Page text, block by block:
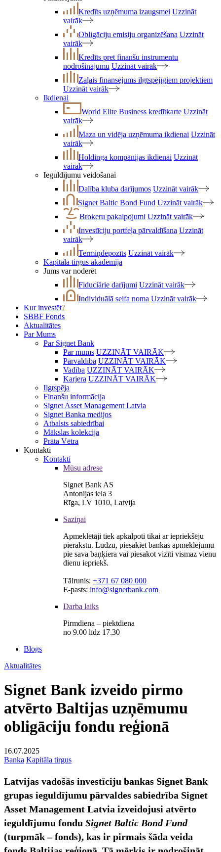
Kredīts uzņēmuma izaugsmei Uzzināt
vairāk
Obligāciju emisiju organizēšana Uzzināt
vairāk
Kredīts pret finanšu instrumentu
nodrošinājumu Uzzināt vairāk
Zaļais finansējums ilgtspējīgiem projektiem
Uzzināt vairāk
Ikdienai
World Elite Business kredītkarte Uzzināt
vairāk
Maza un vidēja uzņēmuma ikdienai Uzzināt
vairāk
Holdinga kompānijas ikdienai Uzzināt
vairāk
Ieguldījumu veidošanai
Dalība kluba darījumos Uzzināt vairāk
Signet Baltic Bond Fund Uzzināt vairāk
Brokeru pakalpojumi Uzzināt vairāk
Investīciju portfeļa pārvaldīšana Uzzināt
vairāk
Termiņdepozīts Uzzināt vairāk
Kapitāla tirgus akadēmija
Jums var noderēt
Fiduciārie darījumi Uzzināt vairāk
Individuālā seifa noma Uzzināt vairāk
Kur investēt?
SBBF Fonds
Aktualitātes
Par Mums
Par Signet Bank
Par mums UZZINĀT VAIRĀK
Pārvaldība UZZINĀT VAIRĀK
Vadība UZZINĀT VAIRĀK
Karjera UZZINĀT VAIRĀK
Ilgtspēja
Finanšu informācija
Signet Asset Management Latvia
Signet Banka medijos
Atbalsts sabiedrībai
Mākslas kolekcija
Prāta Vētra
Kontakti
Kontakti
Mūsu adrese
Signet Bank AS
Antonijas iela 3
Rīga, LV 1010, Latvija
Saziņai
Apmeklētāji tiek apkalpoti tikai ar iepriekšēju
pierakstu. Lūdzu, piesakiet bankas apmeklējumu
pie sava baņķiera vai piesakot vizīti vismaz vienu
dienu iepriekš.
Tālrunis: +371 67 080 000
E-pasts: info@signetbank.com
Darba laiks
Pirmdiena – piektdiena
no 9.00 līdz 17.30
Blogs
Aktualitātes
Signet Bank izveido pirmo
atvērto Baltijas uzņēmumu
obligāciju fondu reģionā
16.07.2025
Banka Kapitāla tirgus
Latvijas vadošās investīciju bankas Signet Bank
grupas ieguldījumu pārvaldes sabiedrība Signet
Asset Management Latvia izveidojusi atvērto
ieguldījumu fondu Signet Baltic Bond Fund
(turpmāk – fonds), kas ir pirmais šāda veida